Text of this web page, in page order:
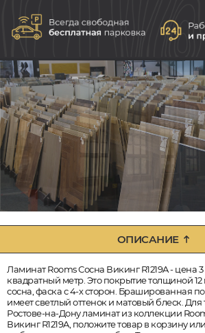
ОПИСАНИЕ
Ламинат Rooms Сосна Викинг R1219A - цена
квадратный метр. Это покрытие толщиной
сосна, фаска с 4-х сторон. Брашированная
имеет светлый оттенок и матовый блеск. Для
Ростове-на-Дону ламинат из коллекции
Викинг R1219A, положите товар в корзину